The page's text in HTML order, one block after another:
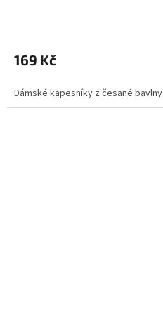
169 Kč
Dámské kapesníky z česané bavlny